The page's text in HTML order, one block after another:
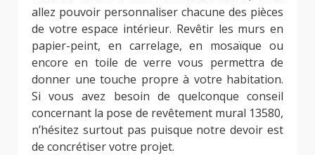
allez pouvoir personnaliser chacune des pièces
de votre espace intérieur. Revêtir les murs en
papier-peint, en carrelage, en mosaïque ou
encore en toile de verre vous permettra de
donner une touche propre à votre habitation.
Si vous avez besoin de quelconque conseil
concernant la pose de revêtement mural 13580,
n’hésitez surtout pas puisque notre devoir est
de concrétiser votre projet.